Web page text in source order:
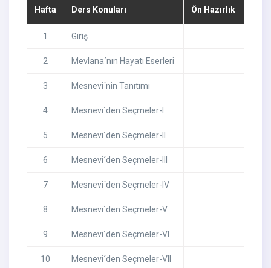
Hafta Ders Konuları Ön Hazırlık
1 Giriş
2 Mevlana´nın Hayatı Eserleri
3 Mesnevi´nin Tanıtımı
4 Mesnevi´den Seçmeler-I
5 Mesnevi´den Seçmeler-II
6 Mesnevi´den Seçmeler-III
7 Mesnevi´den Seçmeler-IV
8 Mesnevi´den Seçmeler-V
9 Mesnevi´den Seçmeler-VI
10 Mesnevi´den Seçmeler-VII